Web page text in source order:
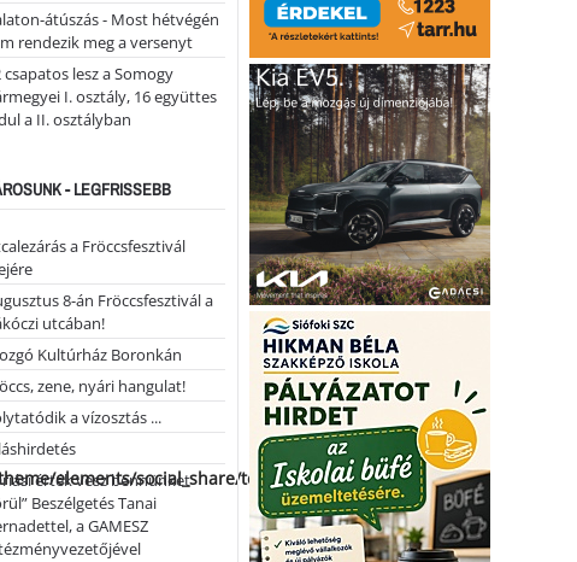
elements/social_share/templates/template.php
átúszás - Most hétvégén
rendezik meg a versenyt
csapatos lesz a Somogy
I. osztály, 16 együttes
a II. osztályban
- LEGFRISSEBB
a Fröccsfesztivál
8-án Fröccsfesztivál a
utcában!
Kultúrház Boronkán
zene, nyári hangulat!
a vízosztás ...
érték vesz bennünket
Beszélgetés Tanai
a GAMESZ